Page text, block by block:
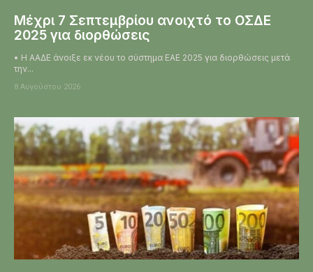
Μέχρι 7 Σεπτεμβρίου ανοιχτό το ΟΣΔΕ
2025 για διορθώσεις
• Η ΑΑΔΕ άνοιξε εκ νέου το σύστημα ΕΑΕ 2025 για διορθώσεις μετά
την...
8 Αυγούστου 2026